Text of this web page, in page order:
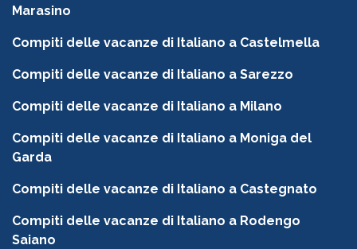
Marasino
Compiti delle vacanze di Italiano a Castelmella
Compiti delle vacanze di Italiano a Sarezzo
Compiti delle vacanze di Italiano a Milano
Compiti delle vacanze di Italiano a Moniga del
Garda
Compiti delle vacanze di Italiano a Castegnato
Compiti delle vacanze di Italiano a Rodengo
Saiano